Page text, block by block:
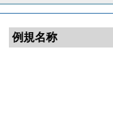
例規名称